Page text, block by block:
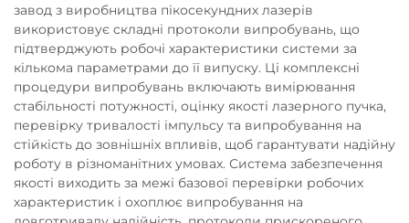
завод з виробництва пікосекундних лазерів
використовує складні протоколи випробувань, що
підтверджують робочі характеристики системи за
кількома параметрами до її випуску. Ці комплексні
процедури випробувань включають вимірювання
стабільності потужності, оцінку якості лазерного пучка,
перевірку тривалості імпульсу та випробування на
стійкість до зовнішніх впливів, щоб гарантувати надійну
роботу в різноманітних умовах. Система забезпечення
якості виходить за межі базової перевірки робочих
характеристик і охоплює випробування на